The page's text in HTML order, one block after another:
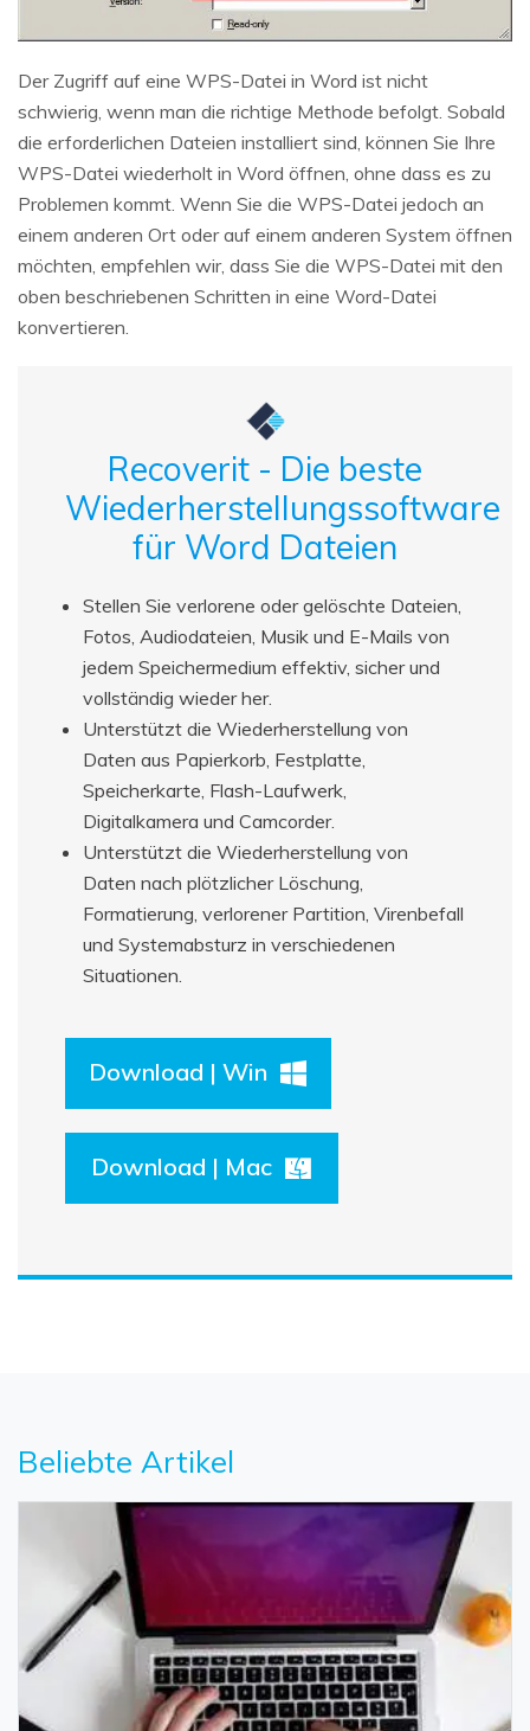
Der Zugriff auf eine WPS-Datei in Word ist nicht
schwierig, wenn man die richtige Methode befolgt. Sobald
die erforderlichen Dateien installiert sind, können Sie Ihre
WPS-Datei wiederholt in Word öffnen, ohne dass es zu
Problemen kommt. Wenn Sie die WPS-Datei jedoch an
einem anderen Ort oder auf einem anderen System öffnen
möchten, empfehlen wir, dass Sie die WPS-Datei mit den
oben beschriebenen Schritten in eine Word-Datei
konvertieren.
Recoverit - Die beste
Wiederherstellungssoftware
für Word Dateien
Stellen Sie verlorene oder gelöschte Dateien,
Fotos, Audiodateien, Musik und E-Mails von
jedem Speichermedium effektiv, sicher und
vollständig wieder her.
Unterstützt die Wiederherstellung von
Daten aus Papierkorb, Festplatte,
Speicherkarte, Flash-Laufwerk,
Digitalkamera und Camcorder.
Unterstützt die Wiederherstellung von
Daten nach plötzlicher Löschung,
Formatierung, verlorener Partition, Virenbefall
und Systemabsturz in verschiedenen
Situationen.
Download | Win
Download | Mac
Beliebte Artikel